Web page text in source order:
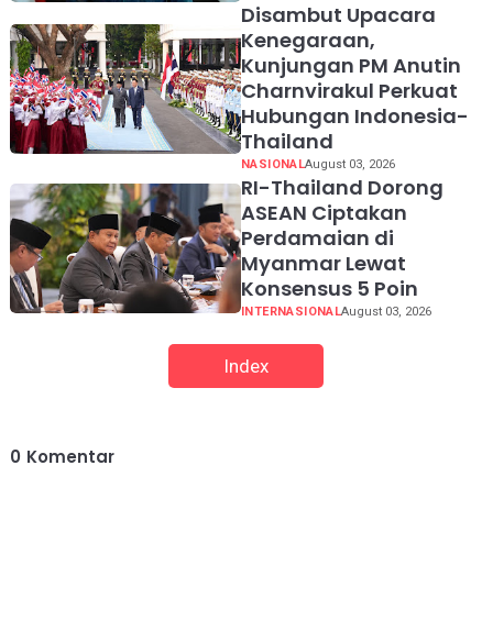
Disambut Upacara
Kenegaraan,
Kunjungan PM Anutin
Charnvirakul Perkuat
Hubungan Indonesia-
Thailand
NASIONALAugust 03, 2026
RI-Thailand Dorong
ASEAN Ciptakan
Perdamaian di
Myanmar Lewat
Konsensus 5 Poin
INTERNASIONALAugust 03, 2026
Index
0 Komentar